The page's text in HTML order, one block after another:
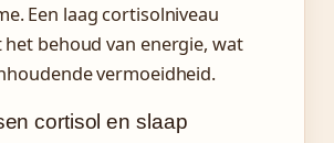
Een laag cortisolniveau
behoud van energie, wat
vermoeidheid.
cortisol en slaap